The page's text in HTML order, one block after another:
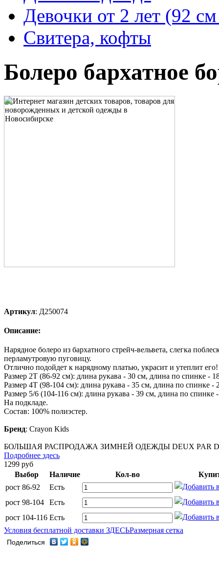
Девочки от 2 лет (92
Свитера, кофты
Болеро бархатное
Артикул: Д250074
Описание:
Нарядное болеро из бархатного стрейч-вельвета, слегка
перламутровую пуговицу.
Отлично подойдет к нарядному платью, украсит и утеплит его!
Размер 2Т (86-92 см): длина рукава - 30 см, длина по спинке -
Размер 4Т (98-104 см): длина рукава - 35 см, длина по спинке -
Размер 5/6 (104-116 см): длина рукава - 39 см, длина по спинке
На подкладе.
Состав: 100% полиэстер.
Бренд: Crayon Kids
БОЛЬШАЯ РАСПРОДАЖА ЗИМНЕЙ ОДЕЖДЫ DEUX PAR
Подробнее здесь
1299 руб
Выбор
Наличие Кол-во
рост 86-92
Есть
рост 98-104
Есть
рост 104-116 Есть
Условия бесплатной доставки ЗДЕСЬРазмерная сетка
Поделиться